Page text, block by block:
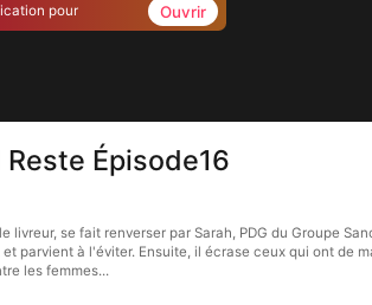
pour Ouvrir
Épisode16
livreur, se fait renverser par Sarah, PDG du Groupe
parvient à l'éviter. Ensuite, il écrase ceux qui ont
les femmes...